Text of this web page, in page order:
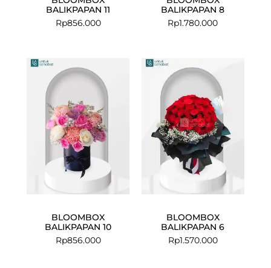
BALIKPAPAN 11
Rp856.000
BALIKPAPAN 8
Rp1.780.000
BLOOMBOX
BALIKPAPAN 10
Rp856.000
BLOOMBOX
BALIKPAPAN 6
Rp1.570.000